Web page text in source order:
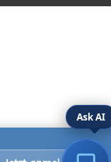
Ask AI